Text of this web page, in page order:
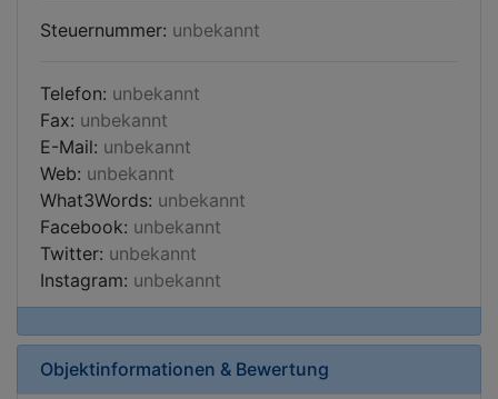
Steuernummer: unbekannt
Telefon: unbekannt
Fax: unbekannt
E-Mail: unbekannt
Web: unbekannt
What3Words: unbekannt
Facebook: unbekannt
Twitter: unbekannt
Instagram: unbekannt
Objektinformationen & Bewertung